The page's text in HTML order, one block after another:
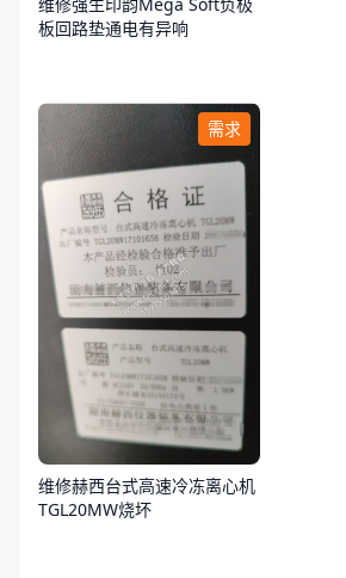
板回路垫通电有异响
需求
维修赫西台式高速冷冻离心机
TGL20MW烧坏